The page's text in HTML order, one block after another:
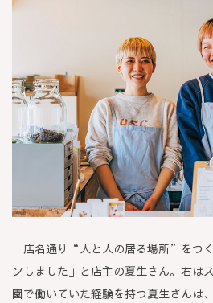
「店名通り“人と人の居る場所”をつ
ンしました」と店主の夏生さん。右は
園で働いていた経験を持つ夏生さんは